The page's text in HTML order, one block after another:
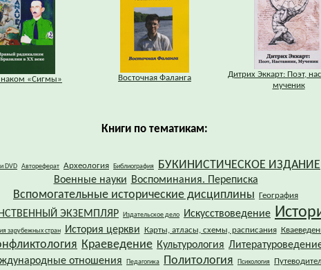
«Сигмы» Восточная Фаланга
Дитрих Эккарт: Поэт,
мученик
Книги по тематикам:
DVD Автореферат Археология Библиография БУКИНИСТИЧЕСКОЕ ИЗДАНИЕ
Военные науки Воспоминания. Переписка
Вспомогательные исторические дисциплины География
ЭКЗЕМПЛЯР Издательское дело Искусствоведение
зарубежных стран История церкви Карты, атласы, схемы, расписания
Краеведение Культурология
отношения
Педагогика Политология Психология